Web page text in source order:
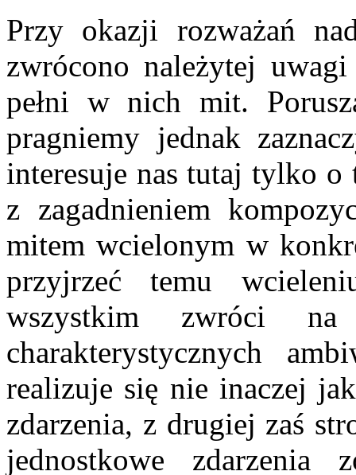
Przy okazji rozważań
zwrócono należytej
pełni w nich mit.
pragniemy jednak
interesuje nas tutaj tylko o
z zagadnieniem
mitem wcielonym w
przyjrzeć temu
wszystkim zwróci
charakterystycznych
realizuje się nie inaczej
zdarzenia, z drugiej zaś
jednostkowe zdarzenia